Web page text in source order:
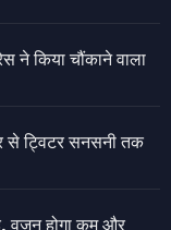
ने किया चौंकाने वाला
से ट्विटर सनसनी तक